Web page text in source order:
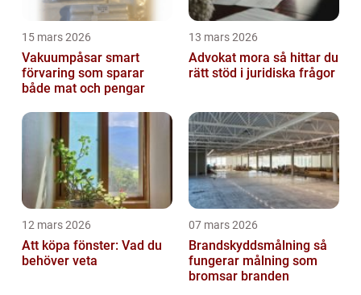
15 mars 2026
Vakuumpåsar smart
förvaring som sparar
både mat och pengar
13 mars 2026
Advokat mora så hittar du
rätt stöd i juridiska frågor
12 mars 2026
Att köpa fönster: Vad du
behöver veta
07 mars 2026
Brandskyddsmålning så
fungerar målning som
bromsar branden